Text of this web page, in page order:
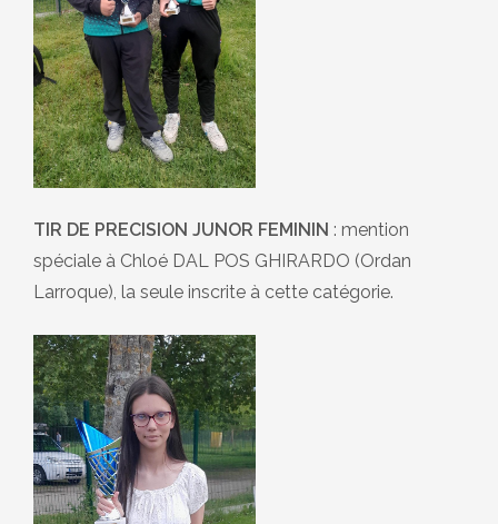
TIR DE PRECISION JUNOR FEMININ : mention
spéciale à Chloé DAL POS GHIRARDO (Ordan
Larroque), la seule inscrite à cette catégorie.